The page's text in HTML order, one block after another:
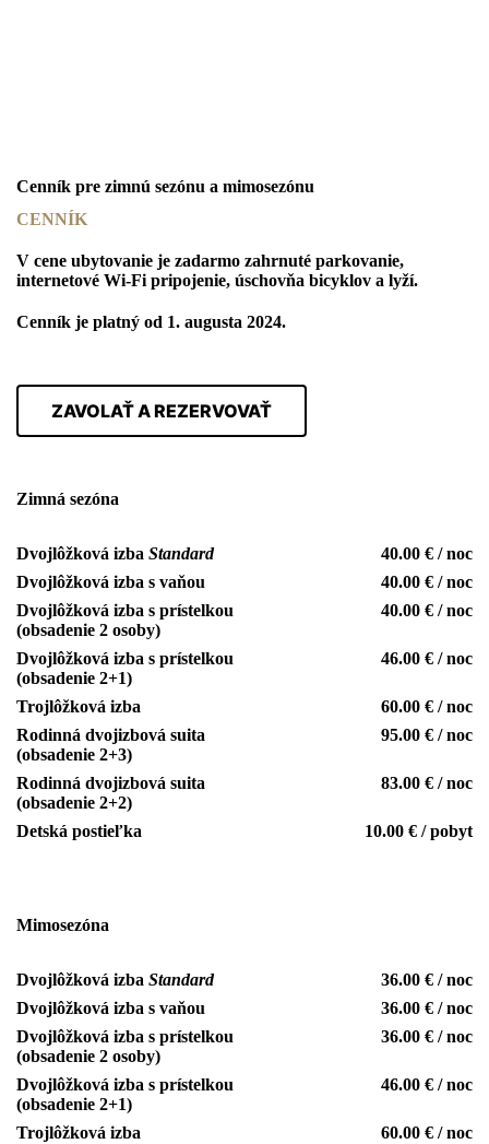
Cenník pre zimnú sezónu a mimosezónu
CENNÍK
V cene ubytovanie je zadarmo zahrnuté parkovanie,
internetové Wi-Fi pripojenie, úschovňa bicyklov a lyží.
Cenník je platný od 1. augusta 2024.
ZAVOLAŤ A REZERVOVAŤ
Zimná sezóna
Dvojlôžková izba Standard
40.00 € / noc
Dvojlôžková izba s vaňou
40.00 € / noc
Dvojlôžková izba s prístelkou
(obsadenie 2 osoby)
40.00 € / noc
Dvojlôžková izba s prístelkou
(obsadenie 2+1)
46.00 € / noc
Trojlôžková izba
60.00 € / noc
Rodinná dvojizbová suita
(obsadenie 2+3)
95.00 € / noc
Rodinná dvojizbová suita
(obsadenie 2+2)
83.00 € / noc
Detská postieľka 10.00 € / pobyt
Mimosezóna
Dvojlôžková izba Standard
36.00 € / noc
Dvojlôžková izba s vaňou
36.00 € / noc
Dvojlôžková izba s prístelkou
(obsadenie 2 osoby)
36.00 € / noc
Dvojlôžková izba s prístelkou
(obsadenie 2+1)
46.00 € / noc
Trojlôžková izba
60.00 € / noc